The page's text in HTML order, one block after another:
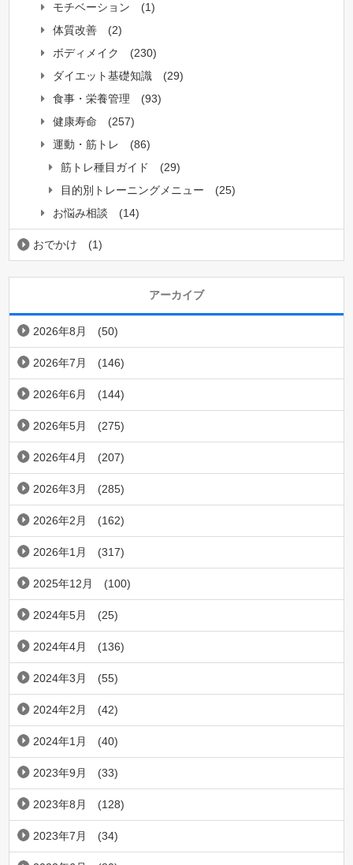
モチベーション
(1)
体質改善
(2)
ボディメイク
(230)
ダイエット基礎知識
(29)
食事・栄養管理
(93)
健康寿命
(257)
運動・筋トレ
(86)
筋トレ種目ガイド
(29)
目的別トレーニングメニュー
(25)
お悩み相談
(14)
おでかけ (1)
アーカイブ
2026年8月 (50)
2026年7月 (146)
2026年6月 (144)
2026年5月 (275)
2026年4月 (207)
2026年3月 (285)
2026年2月 (162)
2026年1月 (317)
2025年12月 (100)
2024年5月 (25)
2024年4月 (136)
2024年3月 (55)
2024年2月 (42)
2024年1月 (40)
2023年9月 (33)
2023年8月 (128)
2023年7月 (34)